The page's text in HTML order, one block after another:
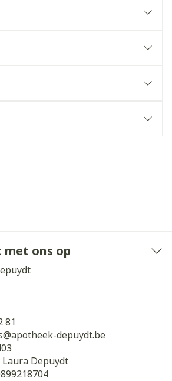
met ons op
81
apotheek-depuydt.be
Laura Depuydt